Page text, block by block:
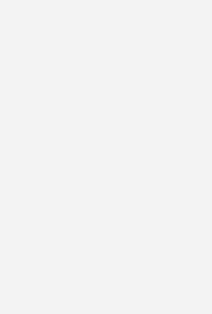
Postfach.
Newsletter bin ich damit einverstanden, über
und Online-Angebote
& Co. KG
jederzeit widerrufen und eine Abmeldung ist
zum Umgang mit Daten finden Sie